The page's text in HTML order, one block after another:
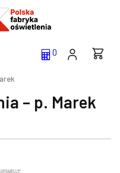
0
– p. Marek